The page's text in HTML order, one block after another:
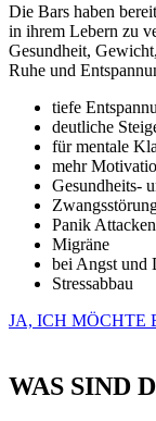
Die Bars haben
in ihrem Lebern zu
Gesundheit,
Ruhe und
tiefe
deutliche
für mentale
mehr
Gesundheits-
Panik Attacken
Migräne
bei Angst und
Stressabbau
JA, ICH MÖCHTE
WAS SIND